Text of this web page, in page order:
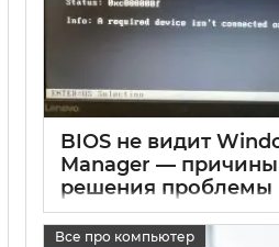
BIOS не видит
Manager —
решения проблемы
Все про компьютер